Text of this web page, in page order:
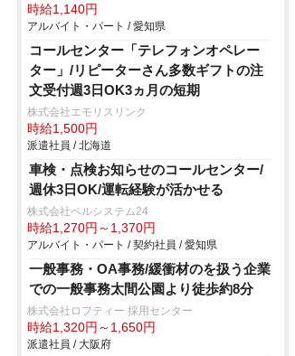
時給1,140円
アルバイト・パート / 愛知県
コールセンター「テレフォンオペレー
ター」/リピーターさん多数ギフトの注
文受付週3日OK3ヵ月の短期
株式会社エモリスリンク
時給1,500円
派遣社員 / 北海道
車検・点検お知らせのコールセンター/
週休3日OK/運転経験が活かせる
株式会社ベルシステム24
時給1,270円～1,370円
アルバイト・パート / 契約社員 / 愛知県
一般事務・OA事務/緩衝材のを扱う企業
での一般事務太間公園より徒歩約8分
株式会社ロフティー 採用センター
時給1,320円～1,650円
派遣社員 / 大阪府